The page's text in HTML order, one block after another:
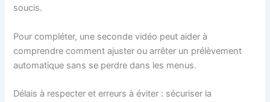
soucis.
Pour compléter, une seconde vidéo peut aider à
comprendre comment ajuster ou arrêter un prélèvement
automatique sans se perdre dans les menus.
Délais à respecter et erreurs à éviter : sécuriser la